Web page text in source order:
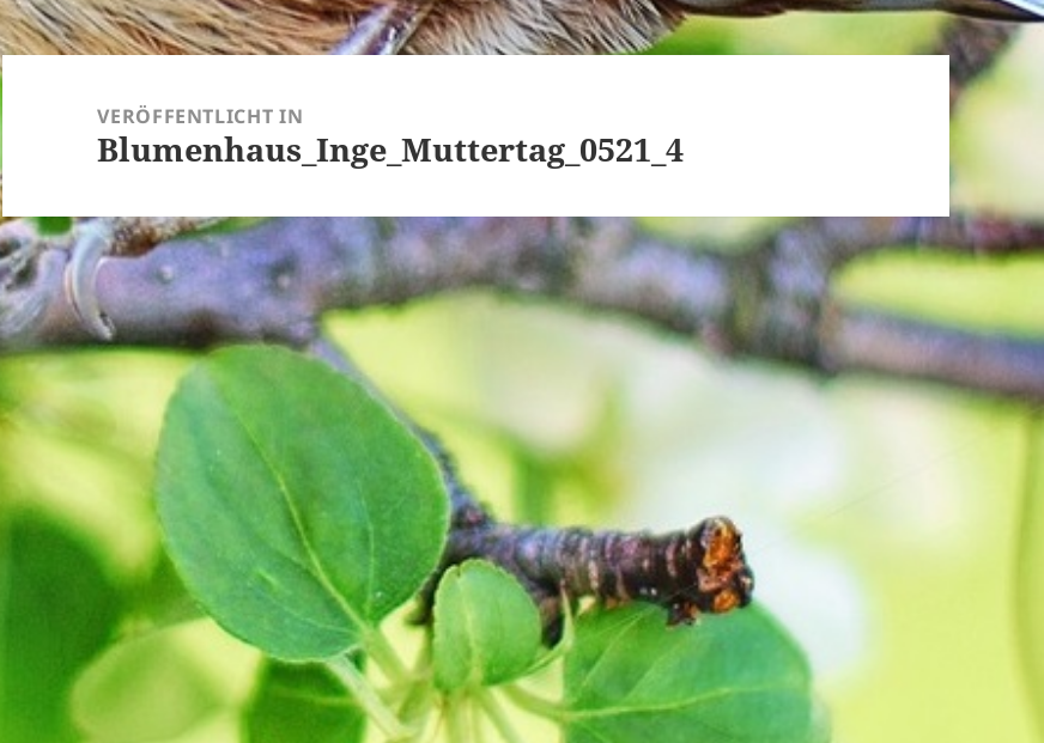
Beitragsnavigation
VERÖFFENTLICHT IN
Blumenhaus_Inge_Muttertag_0521_4